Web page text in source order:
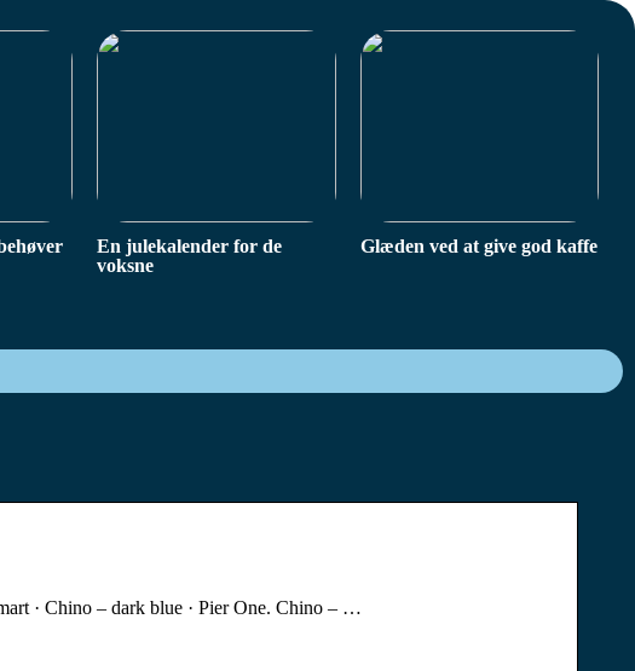
En julekalender for de
voksne
Glæden ved at give god kaffe
· Chino – dark blue · Pier One. Chino – …